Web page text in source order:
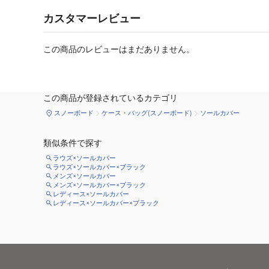
カスタマーレビュー
この商品のレビューはまだありません。
この商品が登録されているカテゴリ
スノーボード ケース・バッグ(スノーボード) ソールカバー
類似条件で探す
ラウズ×ソールカバー
ラウズ×ソールカバー×ブラック
メンズ×ソールカバー
メンズ×ソールカバー×ブラック
レディース×ソールカバー
レディース×ソールカバー×ブラック